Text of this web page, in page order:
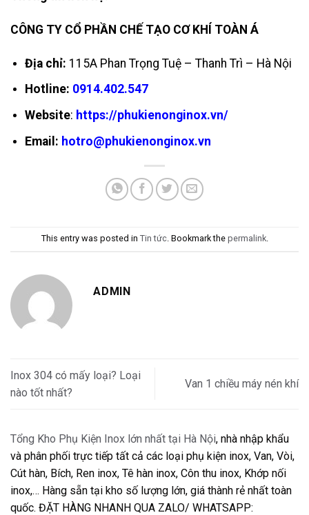
CÔNG TY CỔ PHẦN CHẾ TẠO CƠ KHÍ TOÀN Á
Địa chỉ: 115A Phan Trọng Tuệ – Thanh Trì – Hà Nội
Hotline: 0914.402.547
Website: https://phukienonginox.vn/
Email: hotro@phukienonginox.vn
This entry was posted in Tin tức . Bookmark the permalink.
ADMIN
Inox 304 có mấy loại? Loại
nào tốt nhất?
Van 1 chiều máy nén khí
Tổng Kho Phụ Kiện Inox lớn nhất tại Hà Nội, nhà nhập khẩu
và phân phối trực tiếp tất cả các loại phụ kiện inox, Van, Vòi,
Cút hàn, Bích, Ren inox, Tê hàn inox, Côn thu inox, Khớp nối
inox,… Hàng sẵn tại kho số lượng lớn, giá thành rẻ nhất toàn
quốc. ĐẶT HÀNG NHANH QUA ZALO/ WHATSAPP: